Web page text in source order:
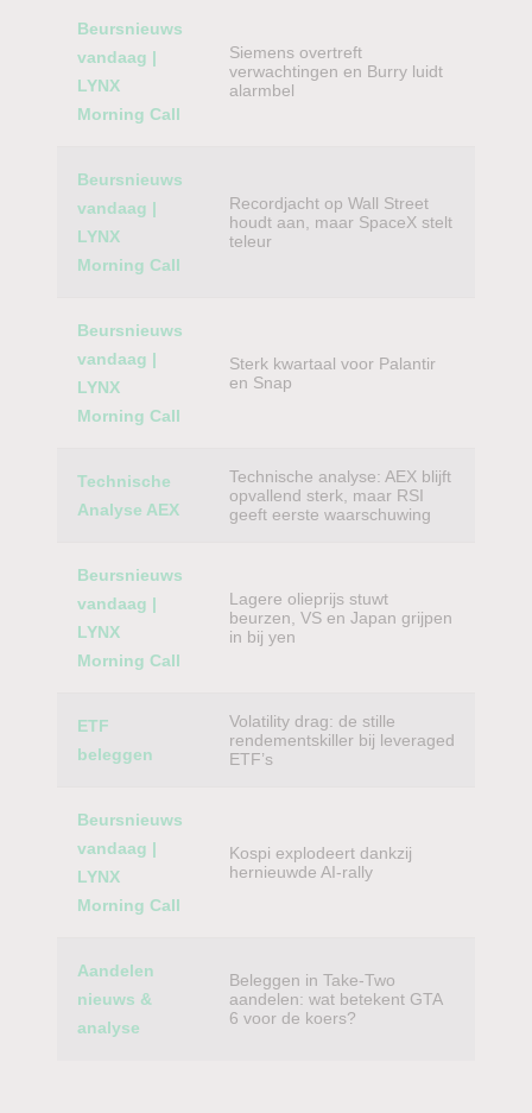
Beursnieuws
vandaag |
LYNX
Morning Call
Siemens overtreft
verwachtingen en Burry luidt
alarmbel
Beursnieuws
vandaag |
LYNX
Morning Call
Recordjacht op Wall Street
houdt aan, maar SpaceX stelt
teleur
Beursnieuws
vandaag |
LYNX
Morning Call
Sterk kwartaal voor Palantir
en Snap
Technische
Analyse AEX
Technische analyse: AEX blijft
opvallend sterk, maar RSI
geeft eerste waarschuwing
Beursnieuws
vandaag |
LYNX
Morning Call
Lagere olieprijs stuwt
beurzen, VS en Japan grijpen
in bij yen
ETF
beleggen
Volatility drag: de stille
rendementskiller bij leveraged
ETF’s
Beursnieuws
vandaag |
LYNX
Morning Call
Kospi explodeert dankzij
hernieuwde AI-rally
Aandelen
nieuws &
analyse
Beleggen in Take-Two
aandelen: wat betekent GTA
6 voor de koers?